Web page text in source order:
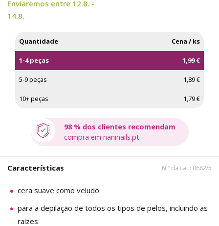
Enviaremos entre 12.8. -
14.8.
Quantidade Cena / ks
1-4 peças 1,99 €
5-9 peças 1,89 €
10+ peças 1,79 €
98 % dos clientes recomendam
compra em naninails.pt
Características N.º da cat.: 0682/5
cera suave como veludo
para a depilação de todos os tipos de pelos, incluindo as
raízes